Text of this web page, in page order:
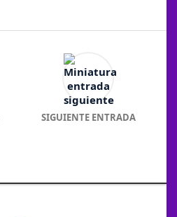
SIGUIENTE ENTRADA